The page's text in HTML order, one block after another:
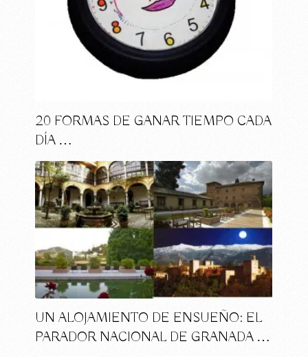
20 FORMAS DE GANAR TIEMPO CADA
DÍA …
UN ALOJAMIENTO DE ENSUEÑO: EL
PARADOR NACIONAL DE GRANADA …